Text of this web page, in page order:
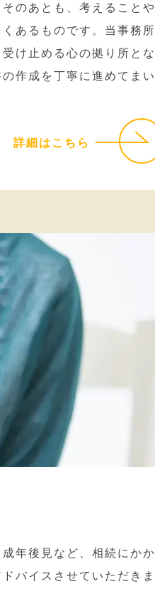
のあとも、考えることや
あるものです。当事務所
け止める心の拠り所とな
作成を丁寧に進めてまい
詳細はこちら
年後見など、相続にかか
バイスさせていただきま